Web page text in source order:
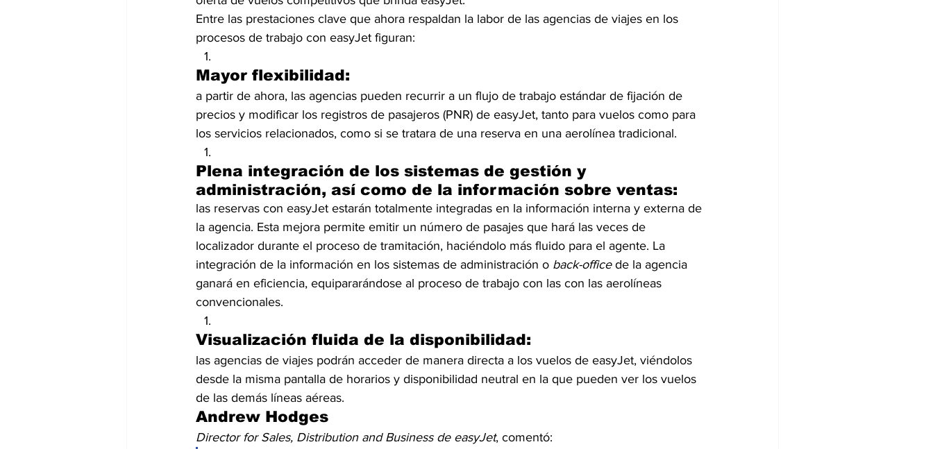
Entre las prestaciones clave que ahora respaldan la labor de las agencias de viajes en los
procesos de trabajo con easyJet figuran:
Mayor flexibilidad:
a partir de ahora, las agencias pueden recurrir a un flujo de trabajo estándar de fijación de
precios y modificar los registros de pasajeros (PNR) de easyJet, tanto para vuelos como para
los servicios relacionados, como si se tratara de una reserva en una aerolínea tradicional.
Plena integración de los sistemas de gestión y
administración, así como de la información sobre ventas:
las reservas con easyJet estarán totalmente integradas en la información interna y externa de
la agencia. Esta mejora permite emitir un número de pasajes que hará las veces de
localizador durante el proceso de tramitación, haciéndolo más fluido para el agente. La
integración de la información en los sistemas de administración o back-office de la agencia
ganará en eficiencia, equipararándose al proceso de trabajo con las con las aerolíneas
convencionales.
Visualización fluida de la disponibilidad:
las agencias de viajes podrán acceder de manera directa a los vuelos de easyJet, viéndolos
desde la misma pantalla de horarios y disponibilidad neutral en la que pueden ver los vuelos
de las demás líneas aéreas.
Andrew Hodges
Director for Sales, Distribution and Business de easyJet, comentó: